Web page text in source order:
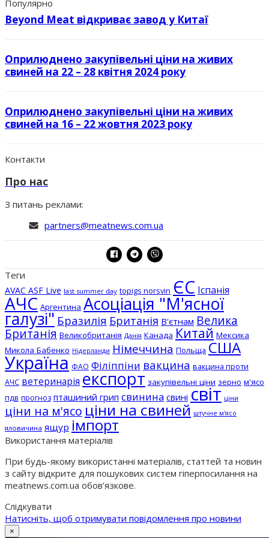
Популярно
Beyond Meat відкриває завод у Китаї
Оприлюднено закупівельні ціни на живих
свиней на 22 – 28 квітня 2024 року
Оприлюднено закупівельні ціни на живих
свиней на 16 – 22 жовтня 2023 року
Контакти
Про нас
З питань реклами:
partners@meatnews.com.ua
Теги
AVAC ASF Live last summer day topigs norsvin ЄС Іспанія
АЧС Аргентина Асоціація "М'ясної
галузі" Бразилія Британія В'єтнам Велика
Британія Великобританія Данія Канада Китай Мексика
Микола Бабенко Нідерланди Німеччина Польща США
Україна ФАО Філіппіни вакцина вакцина проти
АЧС ветеринарія експорт закупівельні ціни зерно м'ясо
пдв прогноз пташиний грип свинина свині світ ціни
ціни на м'ясо ціни на свиней штучне м'ясо
яловичина ящур імпорт
Використання матеріалів
При будь-якому використанні матеріалів, статтей та новин
з сайту відкрите для пошукових систем гіперпосилання на
meatnews.com.ua обов’язкове.
Слідкувати
Натисніть, щоб отримувати повідомлення про новини
×